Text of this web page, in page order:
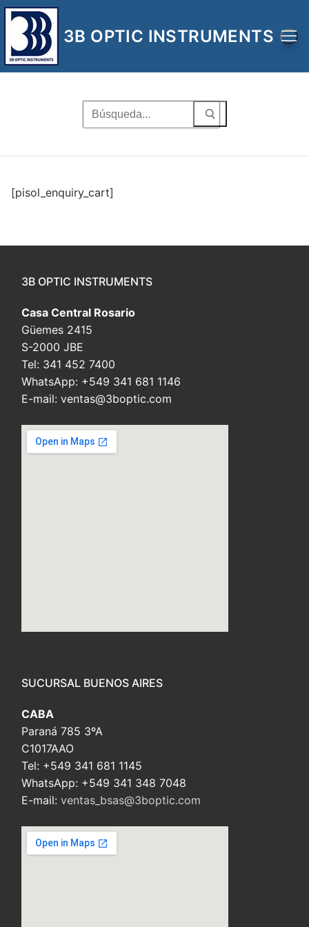
Ir
contenido
3B OPTIC INSTRUMENTS
Buscar
por:
[pisol_enquiry_cart]
3B OPTIC INSTRUMENTS
Casa Central Rosario
Güemes 2415
S-2000 JBE
Tel: 341 452 7400
WhatsApp: +549 341 681 1146
E-mail: ventas@3boptic.com
SUCURSAL BUENOS AIRES
CABA
Paraná 785 3ºA
C1017AAO
Tel: +549 341 681 1145
WhatsApp: +549 341 348 7048
E-mail: ventas_bsas@3boptic.com